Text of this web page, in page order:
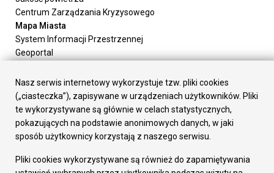
Centrum Zarządzania Kryzysowego
Mapa Miasta
System Informacji Przestrzennej
Geoportal
Załatw sprawę
Prezydent Miasta
Rada Miasta
Wydziały
Elektroniczna Skrzynka Podawcza
Gospodarka
Nasz serwis internetowy wykorzystuje tzw. pliki cookies
(„ciasteczka”), zapisywane w urządzeniach użytkowników. Pliki
te wykorzystywane są głównie w celach statystycznych,
pokazujących na podstawie anonimowych danych, w jaki
sposób użytkownicy korzystają z naszego serwisu.
Pliki cookies wykorzystywane są również do zapamiętywania